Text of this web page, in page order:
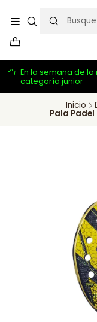
En la semana de la
categoría junior
Inicio
Pala